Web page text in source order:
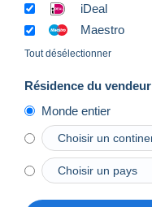
iDeal
Maestro
Tout désélectionner
Résidence du vendeur
Monde entier